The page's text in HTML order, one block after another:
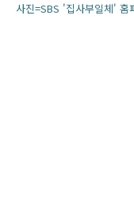
사진=SBS '집사부일체' 홈